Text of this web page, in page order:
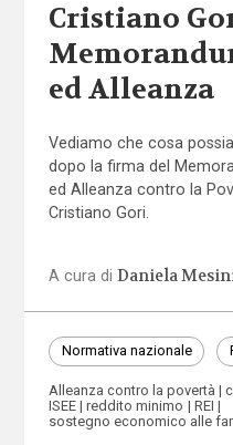
Cristiano
ed Alleanza
Vediamo che cosa
dopo la firma del
ed Alleanza contro la
Cristiano Gori.
A cura di Daniela
Normativa nazionale
Alleanza contro la povertà
ISEE
reddito minimo
REI
sostegno economico alle